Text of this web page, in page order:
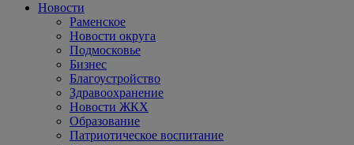
Новости
Раменское
Новости округа
Подмосковье
Бизнес
Благоустройство
Здравоохранение
Новости ЖКХ
Образование
Патриотическое воспитание